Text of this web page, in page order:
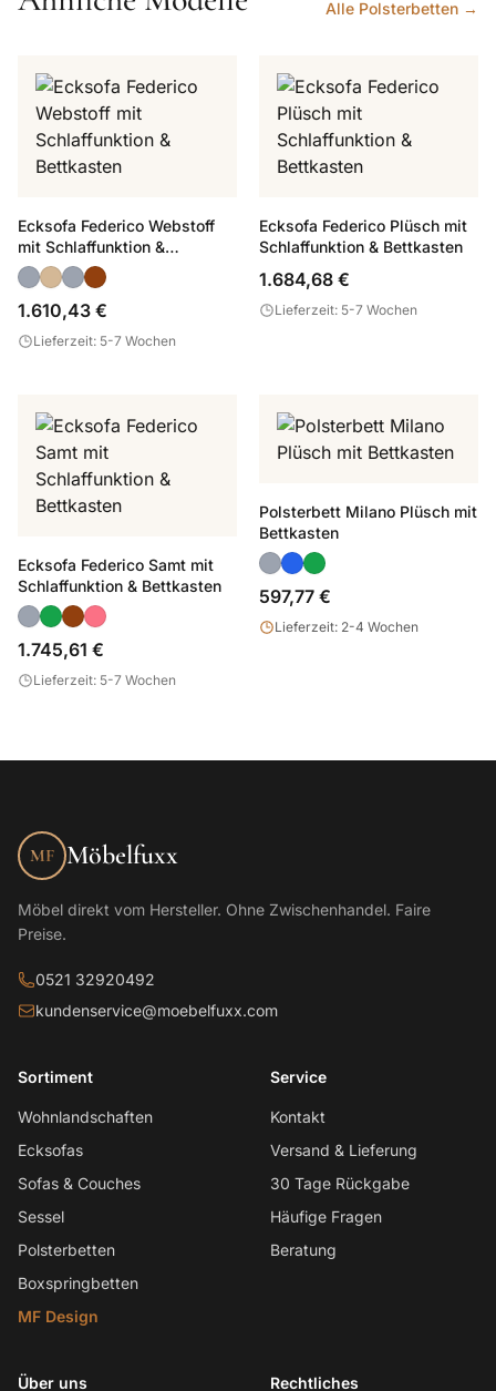
Alle Polsterbetten →
Ecksofa Federico Webstoff
mit Schlaffunktion &
Bettkasten
1.610,43 €
Lieferzeit: 5-7 Wochen
Ecksofa Federico Plüsch mit
Schlaffunktion & Bettkasten
1.684,68 €
Lieferzeit: 5-7 Wochen
Ecksofa Federico Samt mit
Schlaffunktion & Bettkasten
1.745,61 €
Lieferzeit: 5-7 Wochen
Polsterbett Milano Plüsch mit
Bettkasten
597,77 €
Lieferzeit: 2-4 Wochen
MF Möbelfuxx
Möbel direkt vom Hersteller. Ohne Zwischenhandel. Faire
Preise.
0521 32920492
kundenservice@moebelfuxx.com
Sortiment
Wohnlandschaften
Ecksofas
Sofas & Couches
Sessel
Polsterbetten
Boxspringbetten
MF Design
Service
Kontakt
Versand & Lieferung
30 Tage Rückgabe
Häufige Fragen
Beratung
Über uns Rechtliches